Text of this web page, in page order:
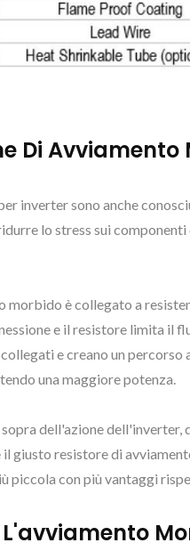
Di
inverter sono anche
lo stress sui
è collegato a
e il resistore limita il
e creano un
una maggiore potenza.
dell'azione
giusto resistore di
piccola con più vantaggi